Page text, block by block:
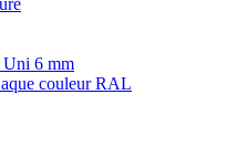
Uni 6 mm
couleur RAL